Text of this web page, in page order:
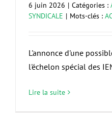
6 juin 2026 | Catégories :
SYNDICALE | Mots-clés :
L'annonce d'une
l'échelon spécial des
Lire la suite